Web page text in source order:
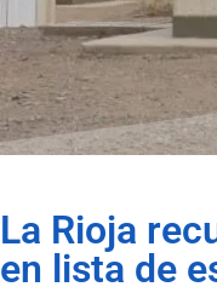
La Rioja
en lista de